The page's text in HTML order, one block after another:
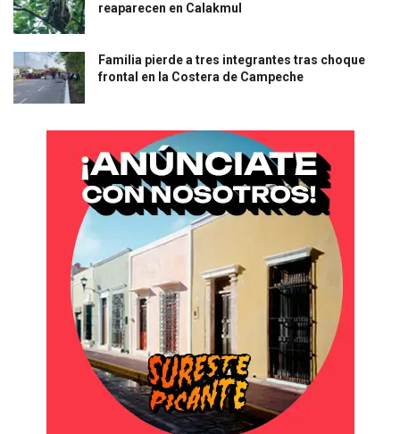
reaparecen en Calakmul
Familia pierde a tres integrantes tras choque
frontal en la Costera de Campeche